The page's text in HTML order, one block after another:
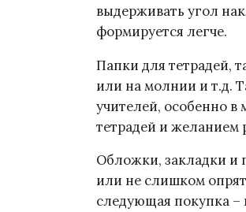
выдерживать угол
формируется легче.
Папки для тетрадей,
или на молнии и т.д.
учителей, особенно
тетрадей и желанием
Обложки, закладки и
или не слишком
следующая покупка